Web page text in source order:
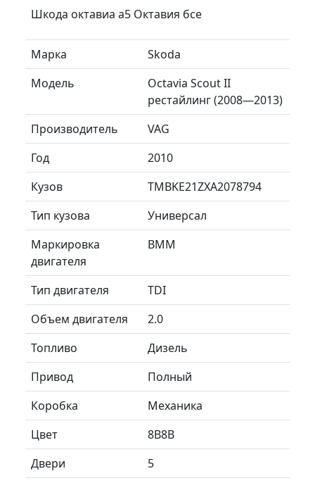
Шкода октавиа а5 Октавия бсе
Марка
Skoda
Модель
Octavia Scout II
рестайлинг (2008—2013)
Производитель
VAG
Год
2010
Кузов
TMBKE21ZXA2078794
Тип кузова
Универсал
Маркировка
двигателя
BMM
Тип двигателя
TDI
Объем двигателя
2.0
Топливо
Дизель
Привод
Полный
Коробка
Механика
Цвет
8B8B
Двери
5